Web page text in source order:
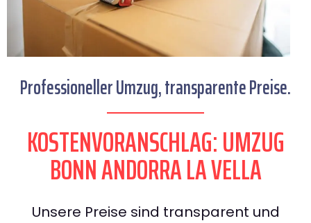
Professioneller Umzug, transparente Preise.
KOSTENVORANSCHLAG: UMZUG
BONN ANDORRA LA VELLA
Unsere Preise sind transparent und